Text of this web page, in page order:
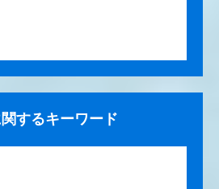
するキーワード